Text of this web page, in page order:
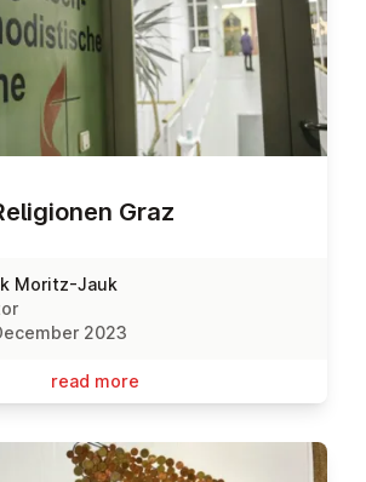
Graz
Moritz-Jauk
2023
read more